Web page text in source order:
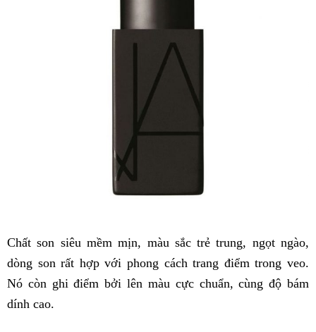
Chất son siêu mềm mịn, màu sắc trẻ trung, ngọt ngào,
dòng son rất hợp với phong cách trang điểm trong veo.
Nó còn ghi điểm bởi lên màu cực chuẩn, cùng độ bám
dính cao.